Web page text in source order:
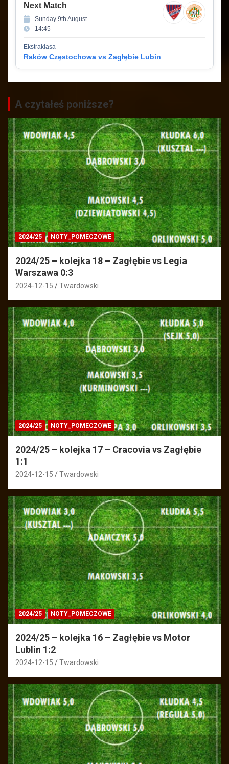
Next Match
Sunday 9th August
14:45
Ekstraklasa
Raków Częstochowa vs Zagłębie Lubin
A czytałeś poniższe?
2024/25 NOTY_POMECZOWE
2024/25 – kolejka 18 – Zagłębie vs Legia
Warszawa 0:3
2024-12-15 Twardowski
2024/25 NOTY_POMECZOWE
2024/25 – kolejka 17 – Cracovia vs Zagłębie
1:1
2024-12-15 Twardowski
2024/25 NOTY_POMECZOWE
2024/25 – kolejka 16 – Zagłębie vs Motor
Lublin 1:2
2024-12-15 Twardowski